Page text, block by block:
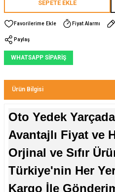
SEPETE EKLE
Fiyat Alarmı
Paylaş
WHATSAPP SİPARİŞ
Ürün Bilgisi
Oto Yedek
Avantajlı Fiyat ve
Orjinal ve Sıfır
Türkiye'nin Her
Kargo İle